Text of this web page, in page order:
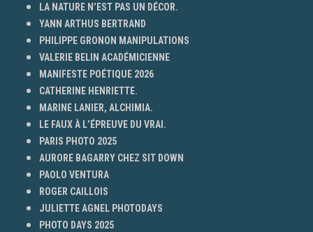
LA NATURE N’EST PAS UN DÉCOR.
YANN ARTHUS BERTRAND
PHILIPPE GRONON MANIPULATIONS
VALERIE BELIN ACADÉMICIENNE
MANIFESTE POÉTIQUE 2026
CATHERINE HENRIETTE.
MARINE LANIER, ALCHIMIA.
LE FAUX À L’ÉPREUVE DU VRAI.
PARIS PHOTO 2025
AURORE BAGARRY CHEZ SIT DOWN
PAOLO VENTURA
ROGER CAILLOIS
JULIETTE AGNEL PHOTODAYS
PHOTO DAYS 2025